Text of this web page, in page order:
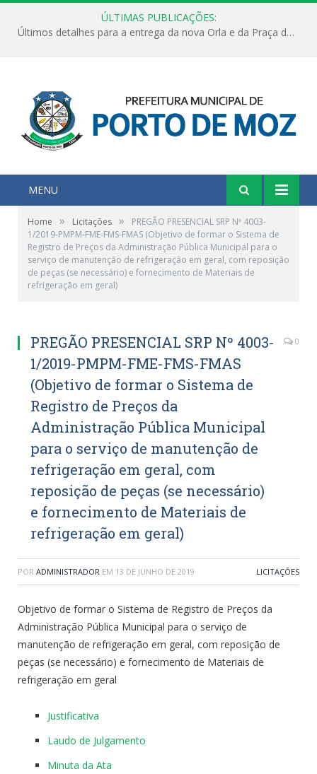
ÚLTIMAS PUBLICAÇÕES:
Últimos detalhes para a entrega da nova Orla e da Praça do Praião
MENU
Home » Licitações »
PREGÃO PRESENCIAL SRP Nº 4003-
1/2019-PMPM-FME-FMS-FMAS (Objetivo de formar o Sistema de
Registro de Preços da Administração Pública Municipal para o
serviço de manutenção de refrigeração em geral, com reposição
de peças (se necessário) e fornecimento de Materiais de
refrigeração em geral)
PREGÃO PRESENCIAL SRP Nº 4003-
1/2019-PMPM-FME-FMS-FMAS
(Objetivo de formar o Sistema de
Registro de Preços da
Administração Pública Municipal
para o serviço de manutenção de
refrigeração em geral, com
reposição de peças (se necessário)
e fornecimento de Materiais de
refrigeração em geral)
0
POR ADMINISTRADOR EM 13 DE JUNHO DE 2019 LICITAÇÕES
Objetivo de formar o Sistema de Registro de Preços da
Administração Pública Municipal para o serviço de
manutenção de refrigeração em geral, com reposição de
peças (se necessário) e fornecimento de Materiais de
refrigeração em geral
Justificativa
Laudo de Julgamento
Minuta da Ata